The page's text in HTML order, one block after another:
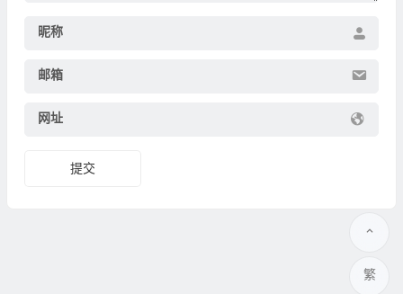
昵称
邮箱
网址
繁